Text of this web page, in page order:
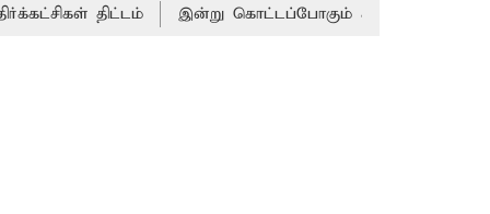
திட்டம் இன்று கொட்டப்போகும் கனமழை.. எந்தெந்த